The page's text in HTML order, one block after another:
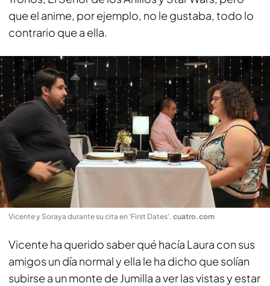
que el anime, por ejemplo, no le gustaba, todo lo
contrario que a ella.
Vicente y Soraya durante su cita en 'First Dates'. cuatro.com
Vicente ha querido saber qué hacía Laura con sus
amigos un día normal y ella le ha dicho que solían
subirse a un monte de Jumilla a ver las vistas y estar